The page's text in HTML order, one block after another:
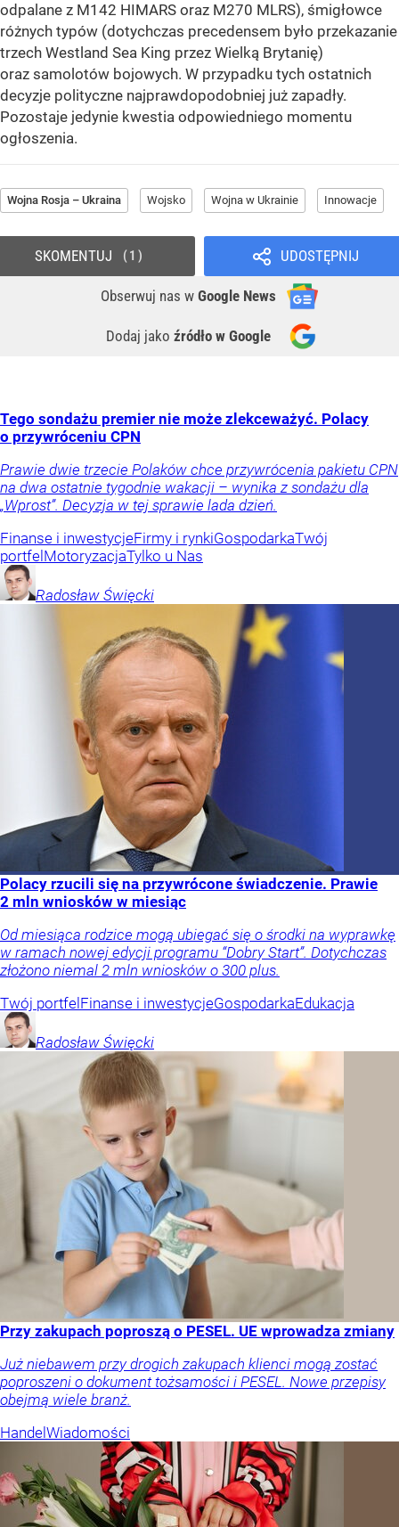
odpalane z M142 HIMARS oraz M270 MLRS), śmigłowce
różnych typów (dotychczas precedensem było przekazanie
trzech Westland Sea King przez Wielką Brytanię)
oraz samolotów bojowych. W przypadku tych ostatnich
decyzje polityczne najprawdopodobniej już zapadły.
Pozostaje jedynie kwestia odpowiedniego momentu
ogłoszenia.
Wojna Rosja – Ukraina Wojsko Wojna w Ukrainie Innowacje
UDOSTĘPNIJ
Obserwuj nas w Google News
Dodaj jako źródło w Google
SKOMENTUJ 1
Tego sondażu premier nie może zlekceważyć. Polacy
o przywróceniu CPN
Prawie dwie trzecie Polaków chce przywrócenia pakietu CPN
na dwa ostatnie tygodnie wakacji – wynika z sondażu dla
„Wprost”. Decyzja w tej sprawie lada dzień.
Finanse i inwestycjeFirmy i rynkiGospodarkaTwój
portfel MotoryzacjaTylko u Nas
Radosław Święcki
Polacy rzucili się na przywrócone świadczenie. Prawie
2 mln wniosków w miesiąc
Od miesiąca rodzice mogą ubiegać się o środki na wyprawkę
w ramach nowej edycji programu “Dobry Start”. Dotychczas
złożono niemal 2 mln wniosków o 300 plus.
Twój portfel Finanse i inwestycjeGospodarkaEdukacja
Radosław Święcki
Przy zakupach poproszą o PESEL. UE wprowadza zmiany
Już niebawem przy drogich zakupach klienci mogą zostać
poproszeni o dokument tożsamości i PESEL. Nowe przepisy
obejmą wiele branż.
Handel Wiadomości